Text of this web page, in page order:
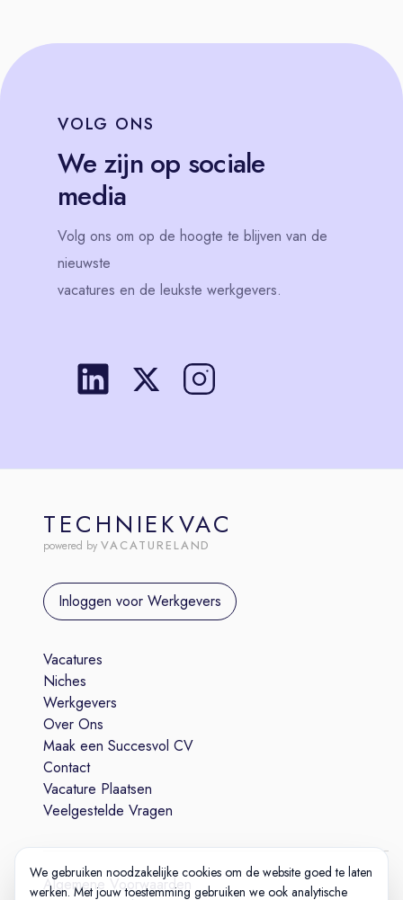
VOLG ONS
We zijn op sociale
media
Volg ons om op de hoogte te blijven van de
nieuwste
vacatures en de leukste werkgevers.
TECHNIEKVAC
powered by VACATURELAND
Inloggen voor Werkgevers
Vacatures
Niches
Werkgevers
Over Ons
Maak een Succesvol CV
Contact
Vacature Plaatsen
Veelgestelde Vragen
Algemene Voorwaarden
We gebruiken noodzakelijke cookies om de website goed te laten
werken. Met jouw toestemming gebruiken we ook analytische